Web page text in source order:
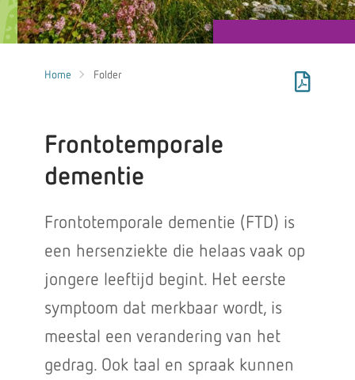
Home Folder
Frontotemporale
dementie
Frontotemporale dementie (FTD) is
een hersenziekte die helaas vaak op
jongere leeftijd begint. Het eerste
symptoom dat merkbaar wordt, is
meestal een verandering van het
gedrag. Ook taal en spraak kunnen